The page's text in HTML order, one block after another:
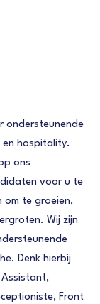
ondersteunende
hospitality.
ons
voor u te
om te groeien,
Wij zijn
Denk hierbij
Assistant,
Front